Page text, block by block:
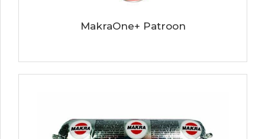
MakraOne+ Patroon